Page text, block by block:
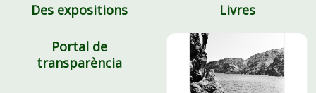
Des expositions Livres
Portal de
transparència